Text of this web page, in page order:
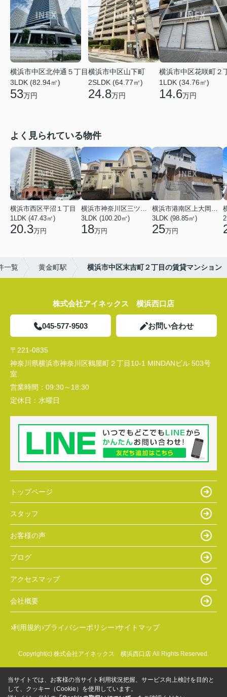
横浜市中区北仲通５丁目
3LDK (82.94㎡)
53万円
横浜市中区山下町
2SLDK (64.77㎡)
24.8万円
横浜市中区花咲町２
1LDK (34.76㎡)
14.6万円
よく見られている物件
横浜市西区平沼１丁目
1LDK (47.43㎡)
20.3万円
横浜市神奈川区三ツ沢上町
3LDK (100.20㎡)
18万円
横浜市港南区上大岡東２丁目
3LDK (98.85㎡)
25万円
一覧 黄金町駅 横浜市中区末吉町２丁目の賃貸マンション
株式会社アイネックス 横浜西口店
045-577-9503 お問い合わせ
〒221-0835
神奈川県横浜市神奈川区鶴屋町２丁目10-1 MINDANビル 503号
室
営業時間： 09:30～18:30
定休日： 水曜日
トップページ
スタッフ
お客様の声
ブログ
アクセスマップ
会社概要
利用規約 プライバシーポリシー サイトマップ
Copyright(c) 株式会社アイネックス 横浜西口店 All Rights Reserved.
当サイトでは、お客様の当サイト利用状況把握、サービス向上検討を目的と
して、クッキー（Cookie）を使用しています。